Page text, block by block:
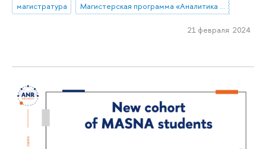
магистратура
Магистерская программа «Аналитика данных и прикладная статистика / Data Analytics and Social Statistics»
21 февраля 2024